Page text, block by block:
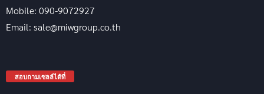
Mobile: 090-9072927
Email: sale@miwgroup.co.th
สอบถามเซลล์ได้ที่